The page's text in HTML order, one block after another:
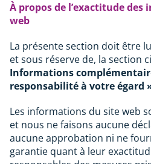
À propos de l’exactitude
web
La présente section doit être
et sous réserve de, la section
Informations
responsabilité à votre égard
Les informations du site web
et nous ne faisons aucune
aucune approbation ni ne
garantie quant à leur